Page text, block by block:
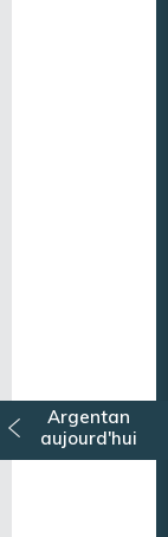
Argentan
aujourd'hui